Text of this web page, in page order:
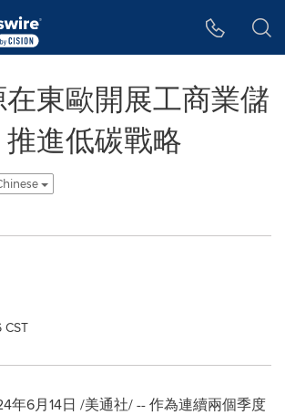
東歐開展工商業儲
進低碳戰略
CST
年6月14日 /美通社/ -- 作為連續兩個季度